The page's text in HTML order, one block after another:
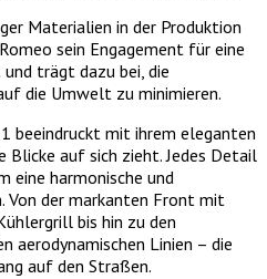
Materialien in der Produktion
sein Engagement für eine
trägt dazu bei, die
die Umwelt zu minimieren.
beeindruckt mit ihrem eleganten
Blicke auf sich zieht. Jedes Detail
harmonische und
Von der markanten Front mit
bis hin zu den
aerodynamischen Linien – die
auf den Straßen.